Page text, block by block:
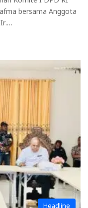
bersama Anggota
Headline